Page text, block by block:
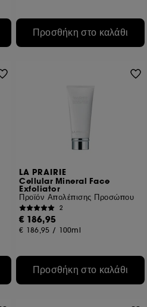
Προσθήκη στο καλάθι
LA PRAIRIE
Cellular Mineral Face
Exfoliator
Προϊόν Απολέπισης Προσώπου
2
€ 186,95
€ 186,95 / 100ml
Προσθήκη στο καλάθι